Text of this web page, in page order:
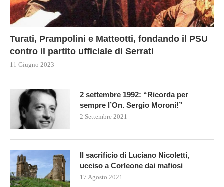
Turati, Prampolini e Matteotti, fondando il PSU
contro il partito ufficiale di Serrati
11 Giugno 2023
2 settembre 1992: “Ricorda per
sempre l’On. Sergio Moroni!”
2 Settembre 2021
Il sacrificio di Luciano Nicoletti,
ucciso a Corleone dai mafiosi
17 Agosto 2021